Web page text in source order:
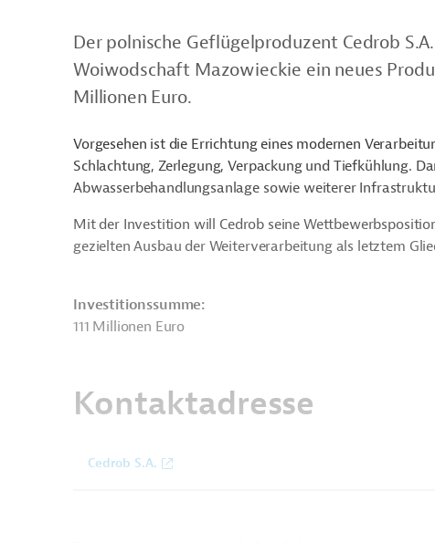
Der polnische Geflügelproduzent Cedrob
Woiwodschaft Mazowieckie ein neues
Millionen Euro.
Vorgesehen ist die Errichtung eines modernen
Schlachtung, Zerlegung, Verpackung und Tiefkühlung.
Abwasserbehandlungsanlage sowie weiterer
Mit der Investition will Cedrob seine
gezielten Ausbau der Weiterverarbeitung als letztem
Investitionssumme:
111 Millionen Euro
Kontaktadresse
Cedrob S.A.